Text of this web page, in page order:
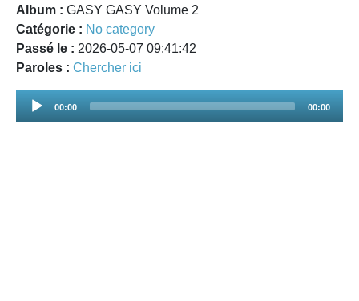
Album : GASY GASY Volume 2
Catégorie : No category
Passé le : 2026-05-07 09:41:42
Paroles : Chercher ici
Audio
00:00 00:00